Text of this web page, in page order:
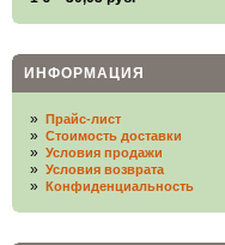
ИНФОРМАЦИЯ
» Прайс-лист
» Стоимость доставки
» Условия продажи
» Условия возврата
» Конфиденциальность